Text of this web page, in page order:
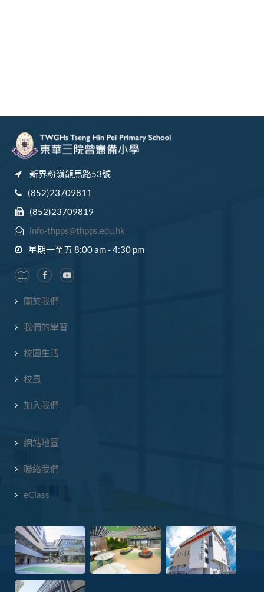
新界粉嶺龍馬路53號
(852)23709811
(852)23709819
info-thpps@thpps.edu.hk
星期一至五 8:00 am - 4:30 pm
關於我們
我們的學習
校園生活
校風
加入我們
網站地圖
聯絡我們
eClass